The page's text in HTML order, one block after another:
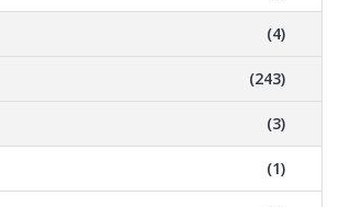
(4)
(243)
(3)
(1)